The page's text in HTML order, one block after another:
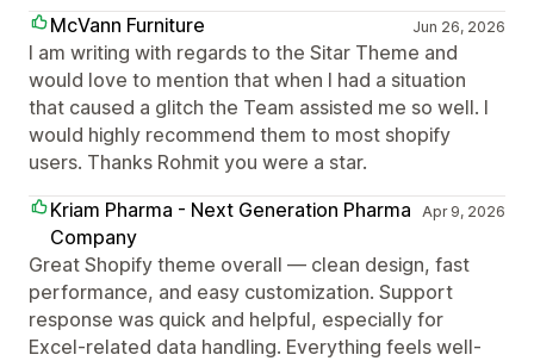
McVann Furniture
Jun 26, 2026
I am writing with regards to the Sitar Theme and
would love to mention that when I had a situation
that caused a glitch the Team assisted me so well. I
would highly recommend them to most shopify
users. Thanks Rohmit you were a star.
Kriam Pharma - Next Generation Pharma
Company
Apr 9, 2026
Great Shopify theme overall — clean design, fast
performance, and easy customization. Support
response was quick and helpful, especially for
Excel-related data handling. Everything feels well-